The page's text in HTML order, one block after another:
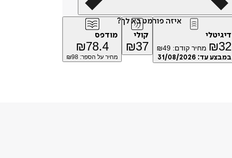
איזה פורמט בא לך?
דיגיטלי
₪32 מחיר קודם: ₪49
במבצע עד: 31/08/2026
קולי
₪37
מודפס
₪78.4
מחיר על הספר: ₪ 98